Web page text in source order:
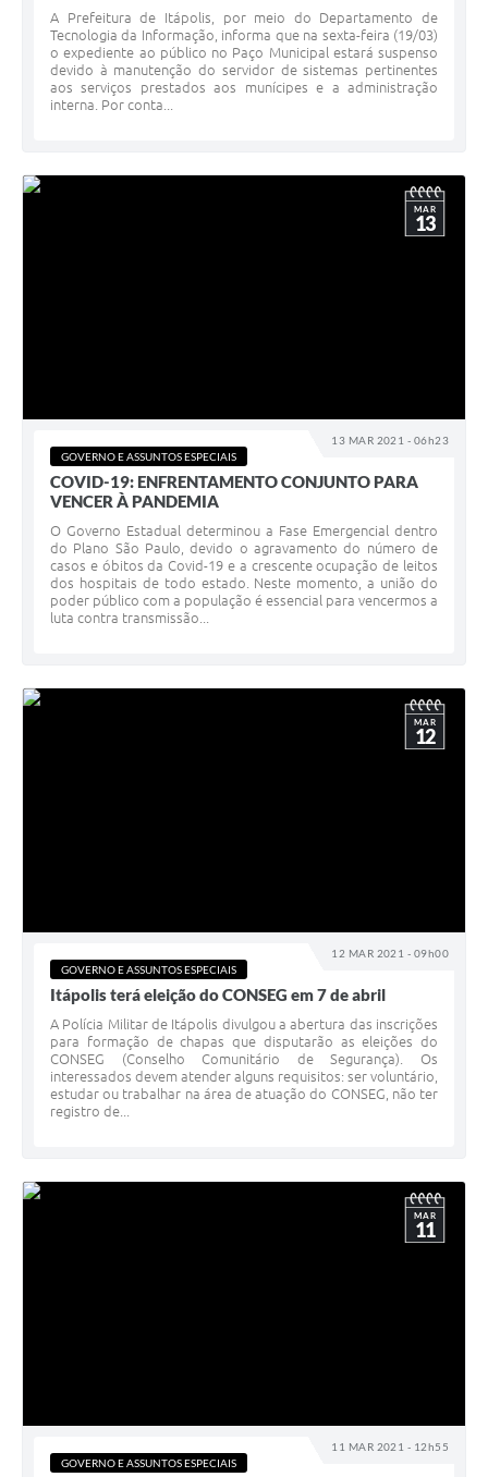
A Prefeitura de Itápolis, por meio do Departamento de
Tecnologia da Informação, informa que na sexta-feira (19/03)
o expediente ao público no Paço Municipal estará suspenso
devido à manutenção do servidor de sistemas pertinentes
aos serviços prestados aos munícipes e a administração
interna. Por conta...
13 MAR 2021 - 06h23
MAR
13
GOVERNO E ASSUNTOS ESPECIAIS
COVID-19: ENFRENTAMENTO CONJUNTO PARA
VENCER À PANDEMIA
O Governo Estadual determinou a Fase Emergencial dentro
do Plano São Paulo, devido o agravamento do número de
casos e óbitos da Covid-19 e a crescente ocupação de leitos
dos hospitais de todo estado. Neste momento, a união do
poder público com a população é essencial para vencermos a
luta contra transmissão...
12 MAR 2021 - 09h00
MAR
12
GOVERNO E ASSUNTOS ESPECIAIS
Itápolis terá eleição do CONSEG em 7 de abril
A Polícia Militar de Itápolis divulgou a abertura das inscrições
para formação de chapas que disputarão as eleições do
CONSEG (Conselho Comunitário de Segurança). Os
interessados devem atender alguns requisitos: ser voluntário,
estudar ou trabalhar na área de atuação do CONSEG, não ter
registro de...
11 MAR 2021 - 12h55
MAR
11
GOVERNO E ASSUNTOS ESPECIAIS